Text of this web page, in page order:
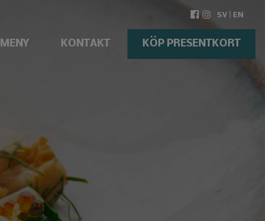
SV EN
MENY KONTAKT KÖP PRESENTKORT